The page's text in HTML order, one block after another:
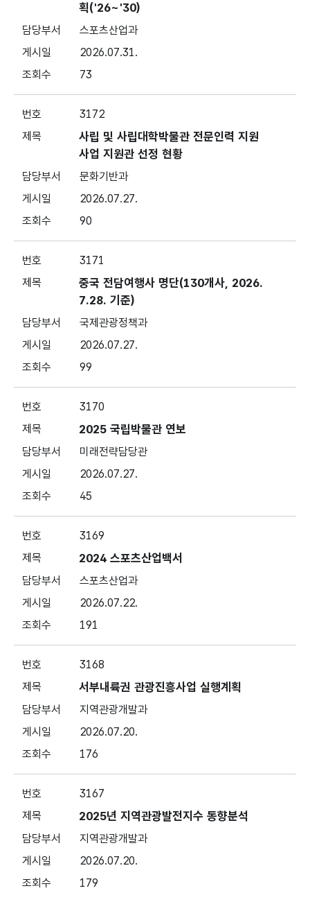
획('26~'30)
스포츠산업과
2026.07.31.
73
3172
사립 및 사립대학박물관 전문인력 지원
사업 지원관 선정 현황
문화기반과
2026.07.27.
90
3171
중국 전담여행사 명단(130개사, 2026.
7.28. 기준)
국제관광정책과
2026.07.27.
99
3170
2025 국립박물관 연보
미래전략담당관
2026.07.27.
45
3169
2024 스포츠산업백서
스포츠산업과
2026.07.22.
191
3168
서부내륙권 관광진흥사업 실행계획
지역관광개발과
2026.07.20.
176
3167
2025년 지역관광발전지수 동향분석
지역관광개발과
2026.07.20.
179